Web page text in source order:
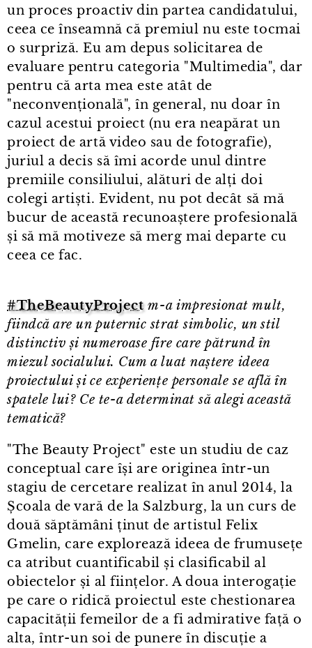
un proces proactiv din partea candidatului,
ceea ce înseamnă că premiul nu este tocmai
o surpriză. Eu am depus solicitarea de
evaluare pentru categoria "Multimedia", dar
pentru că arta mea este atât de
"neconvențională", în general, nu doar în
cazul acestui proiect (nu era neapărat un
proiect de artă video sau de fotografie),
juriul a decis să îmi acorde unul dintre
premiile consiliului, alături de alți doi
colegi artiști. Evident, nu pot decât să mă
bucur de această recunoaștere profesională
și să mă motiveze să merg mai departe cu
ceea ce fac.
#TheBeautyProject m⁠-⁠a impresionat mult,
fiindcă are un puternic strat simbolic, un stil
distinctiv și numeroase fire care pătrund în
miezul socialului. Cum a luat naștere ideea
proiectului și ce experiențe personale se află în
spatele lui? Ce te⁠-⁠a determinat să alegi această
tematică?
"The Beauty Project" este un studiu de caz
conceptual care își are originea într⁠-⁠un
stagiu de cercetare realizat în anul 2014, la
Școala de vară de la Salzburg, la un curs de
două săptămâni ținut de artistul Felix
Gmelin, care explorează ideea de frumusețe
ca atribut cuantificabil și clasificabil al
obiectelor și al ființelor. A doua interogație
pe care o ridică proiectul este chestionarea
capacității femeilor de a fi admirative față o
alta, într⁠-⁠un soi de punere în discuție a